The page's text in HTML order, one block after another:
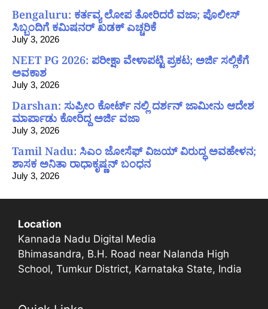
Bengaluru: ಕರ್ತವ್ಯ ಲೋಪ ತೋರಿದರೆ ವಜಾ; ಪೊಲೀಸ್
ಸಿಬ್ಬಂದಿಗೆ ಕಮಿಷನರ್ ಖಡಕ್ ಎಚ್ಚರಿಕೆ
July 3, 2026
NEET PG 2026: ಪರೀಕ್ಷಾ ವೇಳಾಪಟ್ಟಿ ಪ್ರಕಟ; ಅರ್ಜಿ ಸಲ್ಲಿಕೆಗೆ
ಅವಕಾಶ
July 3, 2026
Darshan: ಸುಪ್ರೀಂ ಕೋರ್ಟ್ ನಲ್ಲಿ ದರ್ಶನ್ ಜಾಮೀನು ಆದೇಶ
ಮಾರ್ಪಾಡು ಕೋರಿದ್ದ ಅರ್ಜಿ ವಜಾ
July 3, 2026
Tamil Nadu: ಸಿಎಂ ಜೋಸೆಫ್ ವಿಜಯ್ ವಿರುದ್ಧ ಅವಹೇಳನ;
ಶಾಸಕ ಅನಿತಾ ರಾಧಾಕೃಷ್ಣನ್ ಬಂಧನ
July 3, 2026
Location
Kannada Nadu Digital Media
Bhimasandra, B.H. Road near Nalanda High
School, Tumkur District, Karnataka State, India